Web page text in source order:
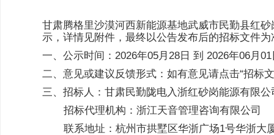
甘肃腾格里沙漠河西新能源基地武威市民勤县红
示，详情见附件，最终以公告发布后的招标文件为
一、公示时间：2026年05月28日 到 2026年06月
二、意见或建议反馈形式：如有意见请点击“招标
三、招标人：甘肃民勤陇电入浙红砂岗能源有限公
招标代理机构：浙江天音管理咨询有限公司
联系地址：杭州市拱墅区华浙广场1号华浙大